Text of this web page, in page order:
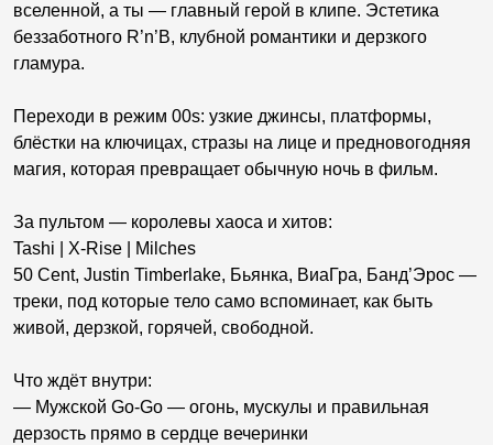
вселенной, а ты — главный герой в клипе. Эстетика
беззаботного R’n’B, клубной романтики и дерзкого
гламура.
Переходи в режим 00s: узкие джинсы, платформы,
блёстки на ключицах, стразы на лице и предновогодняя
магия, которая превращает обычную ночь в фильм.
За пультом — королевы хаоса и хитов:
Tashi | X-Rise | Milches
50 Cent, Justin Timberlake, Бьянка, ВиаГра, Банд’Эрос —
треки, под которые тело само вспоминает, как быть
живой, дерзкой, горячей, свободной.
Что ждёт внутри:
— Мужской Go-Go — огонь, мускулы и правильная
дерзость прямо в сердце вечеринки